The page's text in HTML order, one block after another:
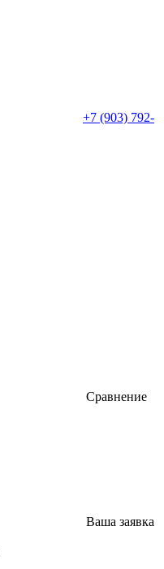
+7 (903) 792-
Сравнение
Ваша заявка